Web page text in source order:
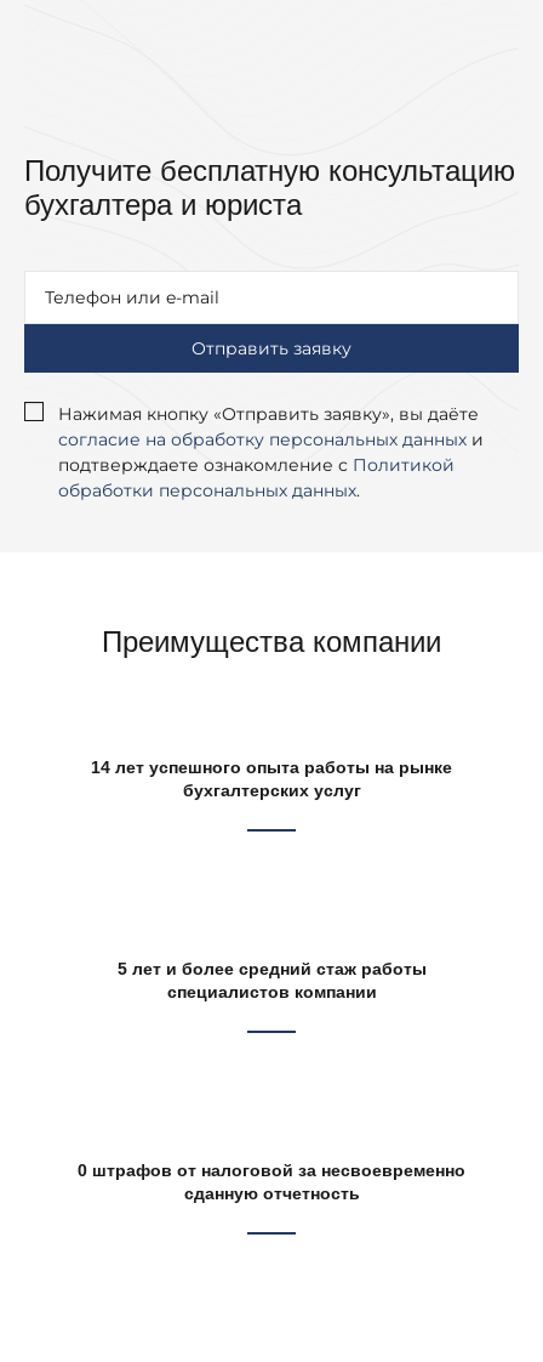
Получите бесплатную консультацию
бухгалтера и юриста
Нажимая кнопку «Отправить заявку», вы даёте
согласие на обработку персональных данных и
подтверждаете ознакомление с Политикой
обработки персональных данных.
Преимущества компании
14 лет успешного опыта работы на рынке
бухгалтерских услуг
5 лет и более средний стаж работы
специалистов компании
0 штрафов от налоговой за несвоевременно
сданную отчетность